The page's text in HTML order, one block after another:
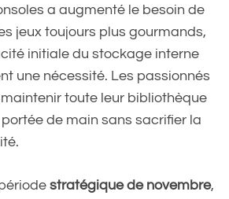
a augmenté le besoin de
jeux toujours plus gourmands,
initiale du stockage interne
une nécessité. Les passionnés
toute leur bibliothèque
de main sans sacrifier la
stratégique de novembre,